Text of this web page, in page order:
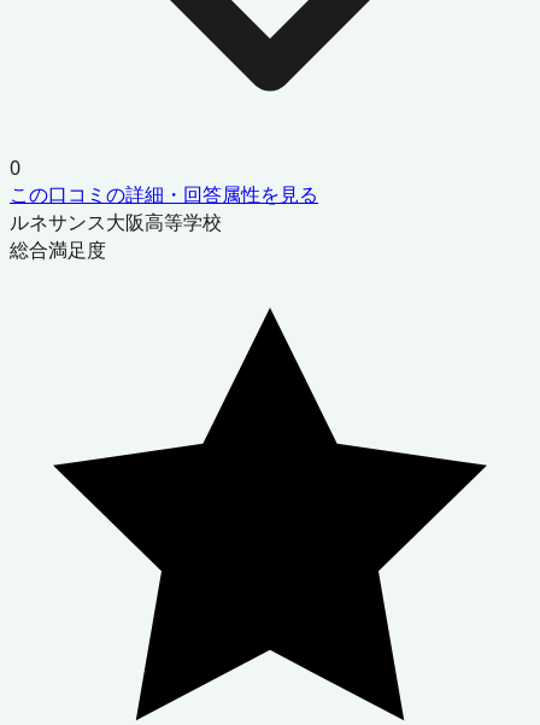
0
この口コミの詳細・回答属性を見る
ルネサンス大阪高等学校
総合満足度